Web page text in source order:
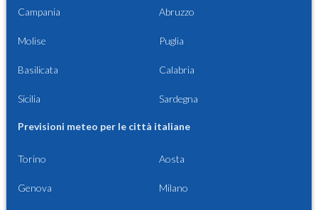
Campania Abruzzo
Molise Puglia
Basilicata Calabria
Sicilia Sardegna
Previsioni meteo per le città italiane
Torino Aosta
Genova Milano